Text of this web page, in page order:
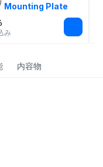
Mounting Plate
み
内容物